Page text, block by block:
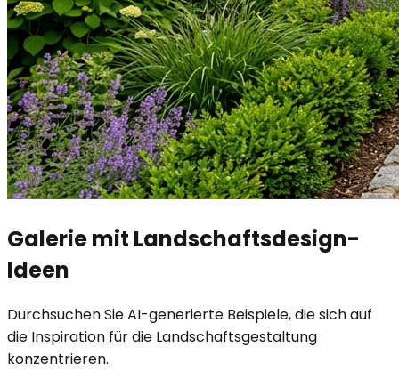
Galerie mit Landschaftsdesign-
Ideen
Durchsuchen Sie AI-generierte Beispiele, die sich auf
die Inspiration für die Landschaftsgestaltung
konzentrieren.